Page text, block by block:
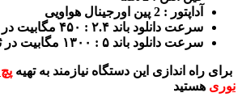
آداپتور : 2 پین اورجینال هواویی
سرعت دانلود باند ۲.۴ : ۴۵۰ مگابیت در ثانیه
سرعت دانلود باند ۵ : ۱۳۰۰ مگابیت در ثانیه
برای راه اندازی این دستگاه نیازمند به تهیه
نوری هستید